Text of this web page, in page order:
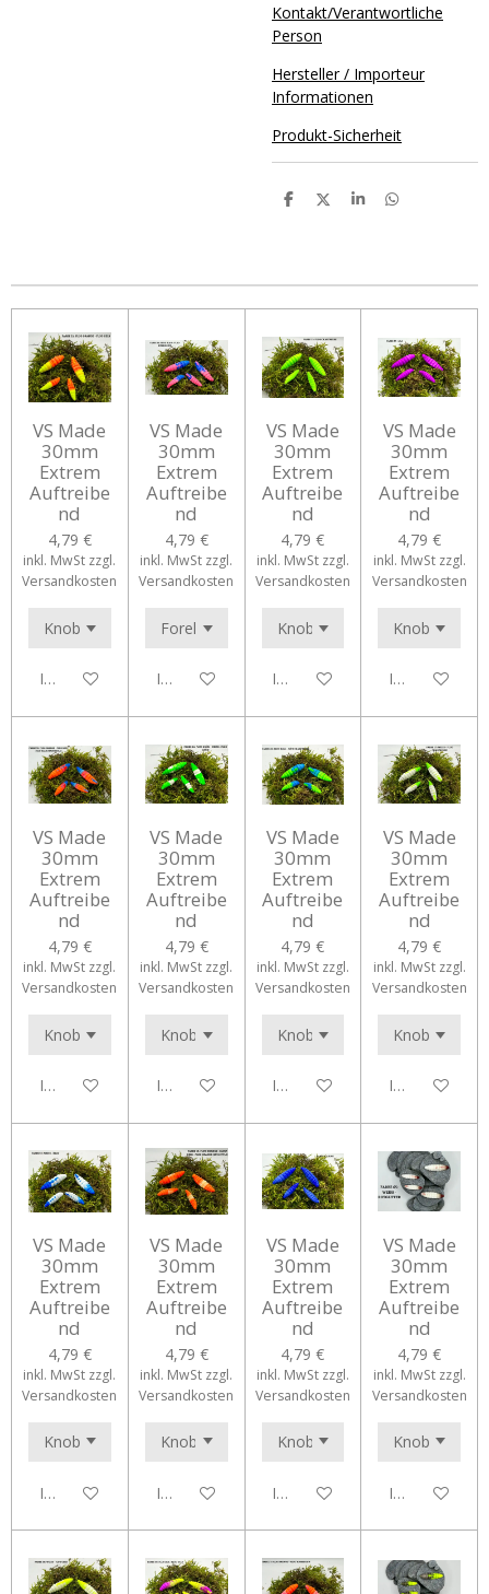
Kontakt/Verantwortliche
Person
Hersteller / Importeur
Informationen
Produkt-Sicherheit
T
n
T
n
T
n
T
n
VS Made
30mm
Extrem
Auftreibe
nd
4,79 €
inkl. MwSt zzgl.
Versandkosten
In den Warenkorb
VS Made
30mm
Extrem
Auftreibe
nd
4,79 €
inkl. MwSt zzgl.
Versandkosten
In den Warenkorb
VS Made
30mm
Extrem
Auftreibe
nd
4,79 €
inkl. MwSt zzgl.
Versandkosten
In den Warenkorb
VS Made
30mm
Extrem
Auftreibe
nd
4,79 €
inkl. MwSt zzgl.
Versandkosten
In den
VS Made
30mm
Extrem
Auftreibe
nd
4,79 €
inkl. MwSt zzgl.
Versandkosten
In den Warenkorb
VS Made
30mm
Extrem
Auftreibe
nd
4,79 €
inkl. MwSt zzgl.
Versandkosten
In den Warenkorb
VS Made
30mm
Extrem
Auftreibe
nd
4,79 €
inkl. MwSt zzgl.
Versandkosten
In den Warenkorb
VS Made
30mm
Extrem
Auftreibe
nd
4,79 €
inkl. MwSt zzgl.
Versandkosten
In den
VS Made
30mm
Extrem
Auftreibe
nd
4,79 €
inkl. MwSt zzgl.
Versandkosten
In den Warenkorb
VS Made
30mm
Extrem
Auftreibe
nd
4,79 €
inkl. MwSt zzgl.
Versandkosten
In den Warenkorb
VS Made
30mm
Extrem
Auftreibe
nd
4,79 €
inkl. MwSt zzgl.
Versandkosten
In den Warenkorb
VS Made
30mm
Extrem
Auftreibe
nd
4,79 €
inkl. MwSt zzgl.
Versandkosten
In den